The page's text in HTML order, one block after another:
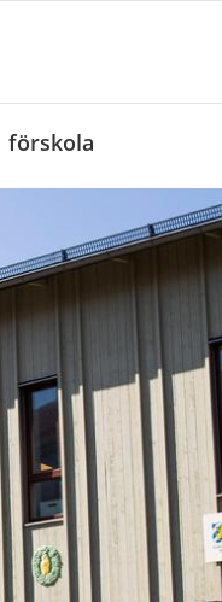
förskola